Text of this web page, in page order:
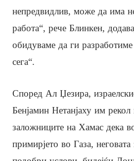
непредвидлив, може да има
работа“, рече Блинкен,
обидуваме да ги
сега“.
Според Ал Џезира,
Бенјамин Нетанјаху им рекол
заложниците на Хамас дека
примирјето во Газа, неговата